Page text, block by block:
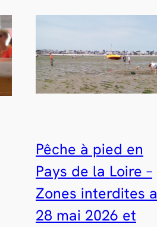
Pêche à pied en
Pays de la Loire –
Zones interdites
28 mai 2026 et